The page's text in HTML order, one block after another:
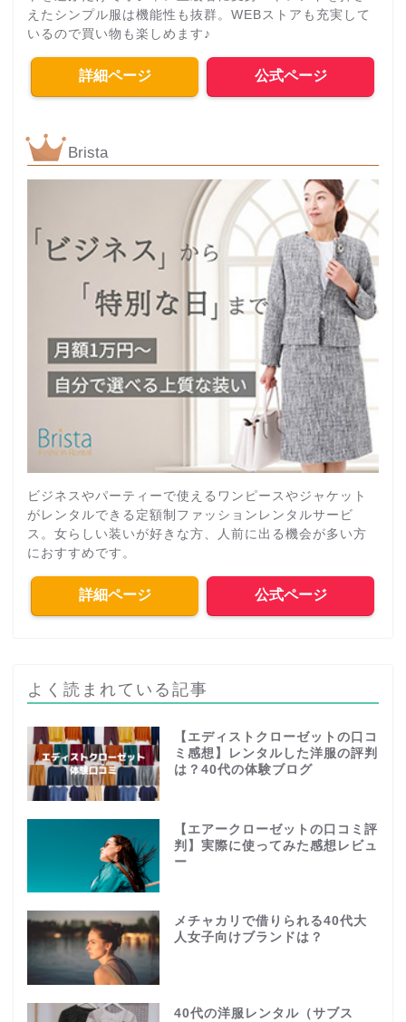
えたシンプル服は機能性も抜群。WEBストアも充実して
いるので買い物も楽しめます♪
詳細ページ 公式ページ
Brista
ビジネスやパーティーで使えるワンピースやジャケット
がレンタルできる定額制ファッションレンタルサービ
ス。女らしい装いが好きな方、人前に出る機会が多い方
におすすめです。
詳細ページ 公式ページ
よく読まれている記事
【エディストクローゼットの口コ
ミ感想】レンタルした洋服の評判
は？40代の体験ブログ
【エアークローゼットの口コミ評
判】実際に使ってみた感想レビュ
ー
メチャカリで借りられる40代大
人女子向けブランドは？
40代の洋服レンタル（サブス